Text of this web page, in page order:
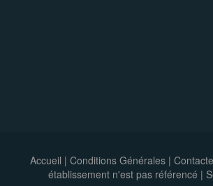
Accueil | Conditions Générales|
établissement n'est pas référencé |